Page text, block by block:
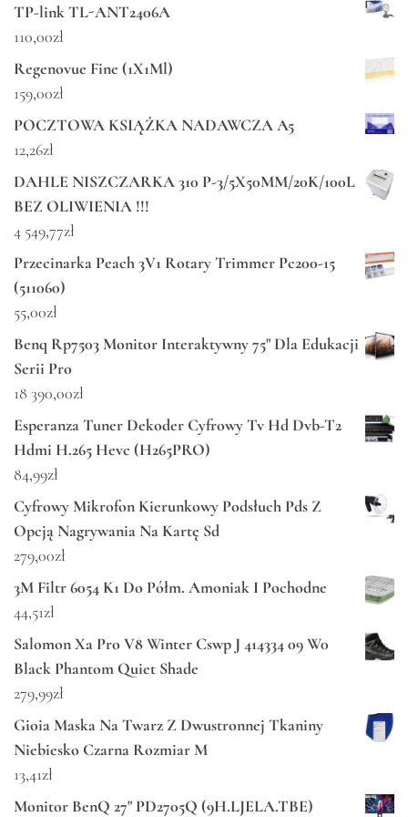
TP-link TL-ANT2406A
110,00zł
Regenovue Fine (1X1Ml)
159,00zł
POCZTOWA KSIĄŻKA NADAWCZA A5
12,26zł
DAHLE NISZCZARKA 310 P-3/5X50MM/20K/100L
BEZ OLIWIENIA !!!
4 549,77zł
Przecinarka Peach 3V1 Rotary Trimmer Pc200-15
(511060)
55,00zł
Benq Rp7503 Monitor Interaktywny 75" Dla Edukacji
Serii Pro
18 390,00zł
Esperanza Tuner Dekoder Cyfrowy Tv Hd Dvb-T2
Hdmi H.265 Hevc (H265PRO)
84,99zł
Cyfrowy Mikrofon Kierunkowy Podsłuch Pds Z
Opcją Nagrywania Na Kartę Sd
279,00zł
3M Filtr 6054 K1 Do Półm. Amoniak I Pochodne
44,51zł
Salomon Xa Pro V8 Winter Cswp J 414334 09 W0
Black Phantom Quiet Shade
279,99zł
Gioia Maska Na Twarz Z Dwustronnej Tkaniny
Niebiesko Czarna Rozmiar M
13,41zł
Monitor BenQ 27" PD2705Q (9H.LJELA.TBE)